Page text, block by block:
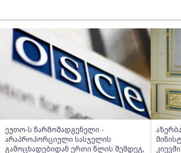
ეუთო-ს წარმომადგენელი -
არაპროპორციული სასჯელის
გამოცხადებიდან ერთი წლის შემდეგ,